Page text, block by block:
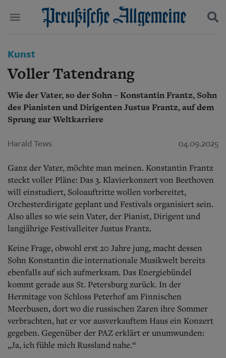
Start
Wer wir sind
Aktuelle Ausgabe
Abonnent werden
Abo Prämien
Archiv
Mediadaten
Wirtschaft
Panorama
Gesellschaft
Leben
Geschichte
Schlesien
Danzig und Westpreußen
Bücher
Kontakt
Impressum
Datenschutz
Suchen und finden
Kunst
Voller Tatendrang
Wie der Vater, so der Sohn – Konstantin Frantz, Sohn
des Pianisten und Dirigenten Justus Frantz, auf dem
Sprung zur Weltkarriere
Harald Tews 04.09.2025
Ganz der Vater, möchte man meinen. Konstantin Frantz
steckt voller Pläne: Das 3. Klavierkonzert von Beethoven
will einstudiert, Soloauftritte wollen vorbereitet,
Orchesterdirigate geplant und Festivals organisiert sein.
Also alles so wie sein Vater, der Pianist, Dirigent und
langjährige Festivalleiter Justus Frantz.
Keine Frage, obwohl erst 20 Jahre jung, macht dessen
Sohn Konstantin die internationale Musikwelt bereits
ebenfalls auf sich aufmerksam. Das Energiebündel
kommt gerade aus St. Petersburg zurück. In der
Hermitage von Schloss Peterhof am Finnischen
Meerbusen, dort wo die russischen Zaren ihre Sommer
verbrachten, hat er vor ausverkauftem Haus ein Konzert
gegeben. Gegenüber der PAZ erklärt er unumwunden:
„Ja, ich fühle mich Russland nahe.“